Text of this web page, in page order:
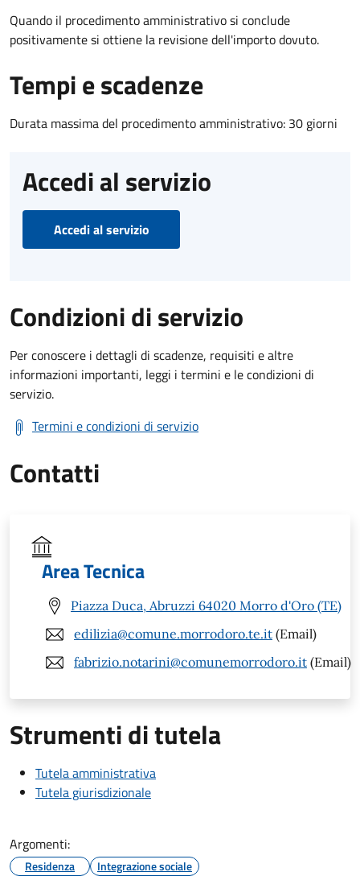
Quando il procedimento amministrativo si conclude
positivamente si ottiene la revisione dell'importo dovuto.
Tempi e scadenze
Durata massima del procedimento amministrativo: 30 giorni
Accedi al servizio
Accedi al servizio
Condizioni di servizio
Per conoscere i dettagli di scadenze, requisiti e altre
informazioni importanti, leggi i termini e le condizioni di
servizio.
Termini e condizioni di servizio
Contatti
Area Tecnica
Piazza Duca, Abruzzi 64020 Morro d'Oro (TE)
edilizia@comune.morrodoro.te.it (Email)
fabrizio.notarini@comunemorrodoro.it (Email)
Strumenti di tutela
Tutela amministrativa
Tutela giurisdizionale
Argomenti:
Residenza Integrazione sociale